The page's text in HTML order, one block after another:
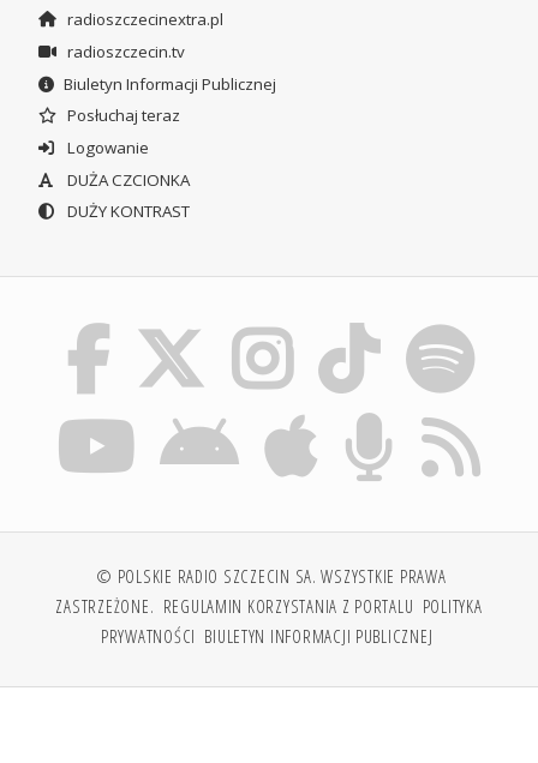
radioszczecinextra.pl
radioszczecin.tv
Biuletyn Informacji Publicznej
Posłuchaj teraz
Logowanie
DUŻA CZCIONKA
DUŻY KONTRAST
© POLSKIE RADIO SZCZECIN SA. WSZYSTKIE PRAWA
ZASTRZEŻONE. REGULAMIN KORZYSTANIA Z PORTALU POLITYKA
PRYWATNOŚCI BIULETYN INFORMACJI PUBLICZNEJ